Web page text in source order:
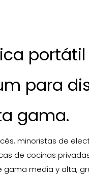
portátil
para
gama.
minoristas de
de cocinas
media y alta,